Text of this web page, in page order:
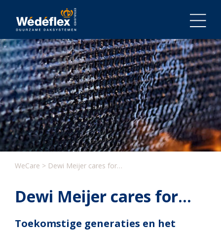
content
WeCare > Dewi Meijer cares for…
Dewi Meijer cares for…
Toekomstige generaties en het